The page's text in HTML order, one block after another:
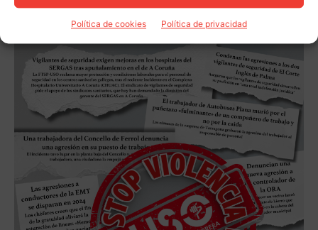
Política de cookies Política de privacidad